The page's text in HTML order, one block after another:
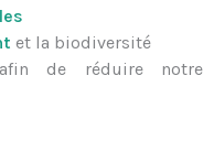
et la biodiversité
afin de réduire notre